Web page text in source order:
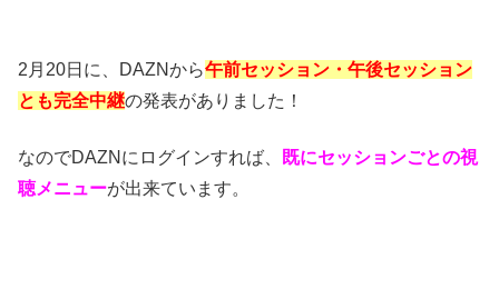
2月20日に、DAZNから午前セッション・午後セッション
とも完全中継の発表がありました！
なのでDAZNにログインすれば、 既にセッションごとの視
聴メニューが出来ています。